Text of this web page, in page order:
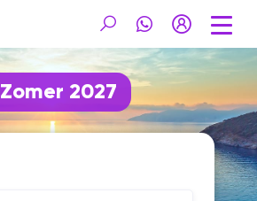
Zomer 2027